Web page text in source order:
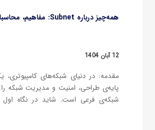
همه‌چیز درباره Subnet: مفاهیم، محاسبات و کاربرد در شبکه
12 آبان 1404
مقدمه: در دنیای شبکه‌های کامپیوتری،